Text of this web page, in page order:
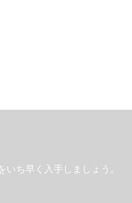
ち早く入手しましょう。